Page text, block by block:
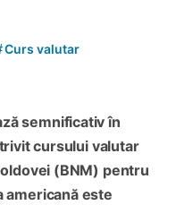
Curs valutar
semnificativ în
cursului valutar
(BNM) pentru
americană este